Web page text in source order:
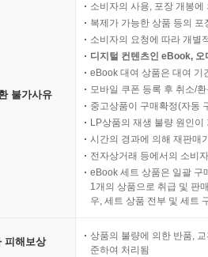
불가사유
소비자의 사용, 포장 개봉
복제가 가능한 상품 등의
소비자의 요청에 따라 개별
디지털 컨텐츠인 eBook,
eBook 대여 상품은 대여 기
모바일 쿠폰 등록 후 취소/
중고상품이 구매확정(자동
LP상품의 재생 불량 원인
시간의 경과에 의해 재판매
전자상거래 등에서의 소비
eBook 세트 상품은 일괄 구
1개의 상품으로 취급 및 판
우, 세트 상품 전부 및 세트
피해보상
상품의 불량에 의한 반품,
준하여 처리됨